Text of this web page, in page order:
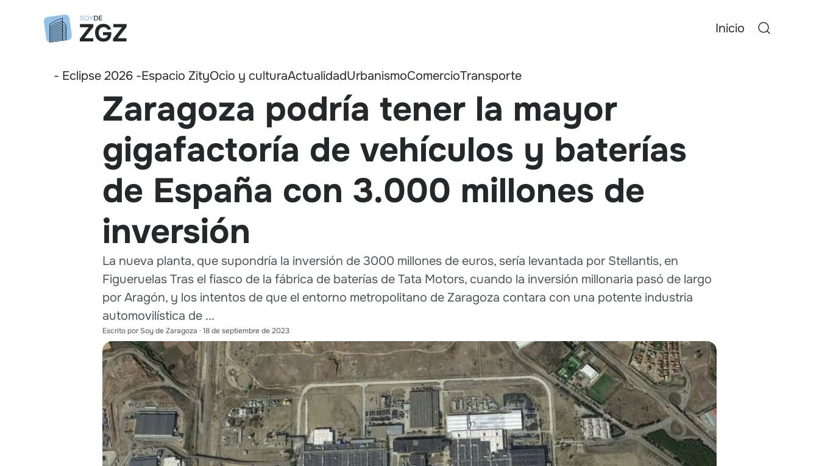
Inicio
- Eclipse 2026 -Espacio ZityOcio y culturaActualidadUrbanismoComercioTransporte
Zaragoza podría tener la mayor
gigafactoría de vehículos y baterías
de España con 3.000 millones de
inversión
La nueva planta, que supondría la inversión de 3000 millones de euros, sería levantada por Stellantis, en
Figueruelas Tras el fiasco de la fábrica de baterías de Tata Motors, cuando la inversión millonaria pasó de largo
por Aragón, y los intentos de que el entorno metropolitano de Zaragoza contara con una potente industria
automovilística de ...
Escrito porSoy de Zaragoza · 18 de septiembre de 2023